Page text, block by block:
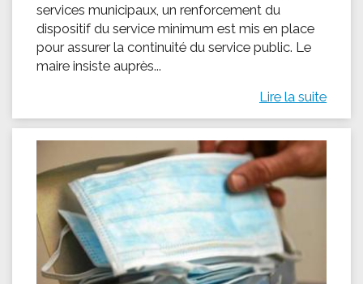
services municipaux, un renforcement du
dispositif du service minimum est mis en place
pour assurer la continuité du service public. Le
maire insiste auprès...
Lire la suite